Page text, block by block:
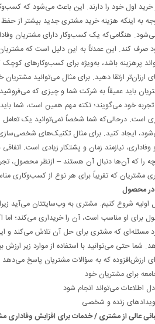
به اینکه هزینه خرید مشتری جدید بیشتر از
هنگامی‌که یک کسب‌وکار دارای مشتریان
کند. این عمدتاً به این دلیل است که مشتریان
پرهزینه باشد، به‌ویژه برای کسب‌وکارهای
ارتقا دهید. برای مثال می‌توانید مشتریان
باید عمیقاً به شرکت شما و چیزی که
تجربه خود می‌گویند؛ نکته مهم همین است، شما باید
است. درحالی‌که شما شخصاً نمی‌توانید یک تعامل
ایجاد کنید. برای مثال تکنیک‌های
و وفاداری، نیازمند زمان و پشتکار زیادی است.
را که آن‌ها دنبال آن هستند – ازنظر محصول،
مشتریان که تقریباً برای هر نوع از کسب‌وکاری
اولیه شروع کنیم. مشتری به وب‌سایتتان می‌آید
برای او مناسب است، آن را خریداری می‌کند؛ اما
مسئله‌ای که مشتری برای حل آن تلاش می‌کند و
شما حتی می‌توانید با استفاده از موارد زیر ارزش
ارزش‌افزوده که به سؤالات مشتریان پاسخ می‌دهد
برای مشتریان خود
اطلاعات می‌تواند انجام شود
رویدادهای زنده و شخصی